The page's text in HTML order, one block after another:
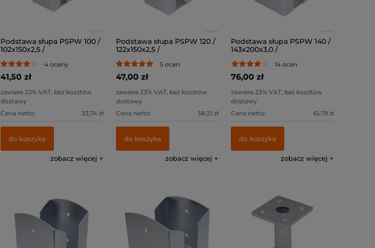
Podstawa słupa PSPW 100 /
102x150x2,5 /
4 oceny
41,50 zł
zawiera 23% VAT, bez kosztów
dostawy
Cena netto:
33,74 zł
do koszyka
zobacz więcej
Podstawa słupa PSPW 120 /
122x150x2,5 /
5 ocen
47,00 zł
zawiera 23% VAT, bez kosztów
dostawy
Cena netto:
38,21 zł
do koszyka
zobacz więcej
Podstawa słupa PSPW 140 /
143x200x3,0 /
14 ocen
76,00 zł
zawiera 23% VAT, bez kosztów
dostawy
Cena netto:
61,79 zł
do koszyka
zobacz więcej